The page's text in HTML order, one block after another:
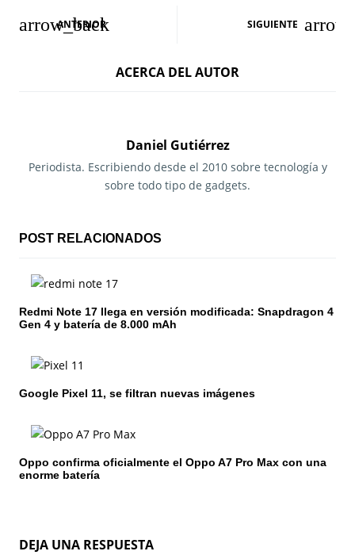
N
a
i
n
d
e
e
r
d
ANTERIOR SIGUIENTE
ACERCA DEL AUTOR
Daniel Gutiérrez
Periodista. Escribiendo desde el 2010 sobre tecnología y
sobre todo tipo de gadgets.
POST RELACIONADOS
Redmi Note 17 llega en versión modificada: Snapdragon 4
Gen 4 y batería de 8.000 mAh
Google Pixel 11, se filtran nuevas imágenes
Oppo confirma oficialmente el Oppo A7 Pro Max con una
enorme batería
DEJA UNA RESPUESTA